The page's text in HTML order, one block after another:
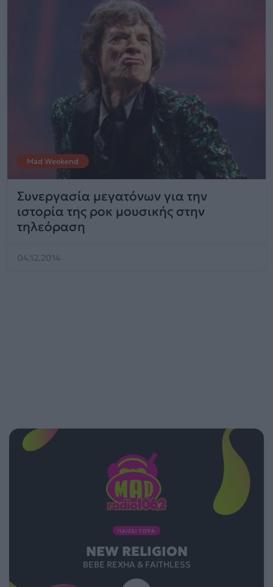
Mad Weekend
Συνεργασία μεγατόνων για την
ιστορία της ροκ μουσικής στην
τηλεόραση
04.12.2014
ΠΑΙΖΕΙ ΤΩΡΑ
NEW RELIGION
BEBE REXHA & FAITHLESS